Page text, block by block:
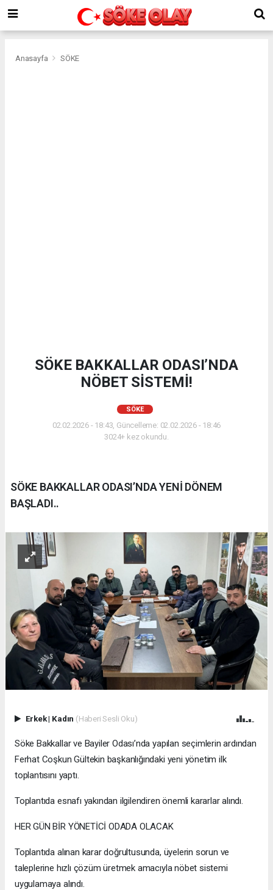
Anasayfa SÖKE
SÖKE BAKKALLAR ODASI’NDA
NÖBET SİSTEMİ!
SÖKE
02.02.2026 - 18:43, Güncelleme: 02.02.2026 - 18:46
3024+ kez okundu.
SÖKE BAKKALLAR ODASI’NDA YENİ DÖNEM
BAŞLADI..
Erkek| Kadın (Haberi Sesli Oku)
Söke Bakkallar ve Bayiler Odası’nda yapılan seçimlerin ardından
Ferhat Coşkun Gültekin başkanlığındaki yeni yönetim ilk
toplantısını yaptı.
Toplantıda esnafı yakından ilgilendiren önemli kararlar alındı.
HER GÜN BİR YÖNETİCİ ODADA OLACAK
Toplantıda alınan karar doğrultusunda, üyelerin sorun ve
taleplerine hızlı çözüm üretmek amacıyla nöbet sistemi
uygulamaya alındı.